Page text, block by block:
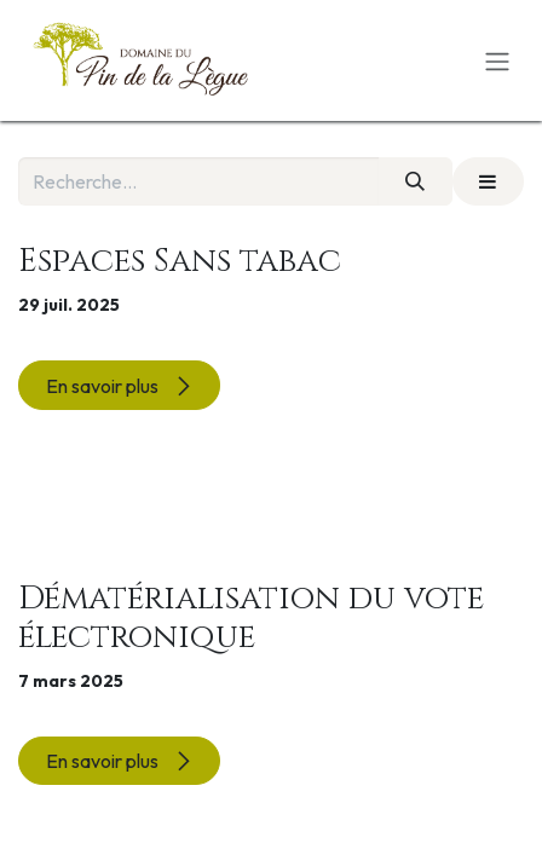
Espaces Sans tabac
29 juil. 2025
En savoir plus
Dématérialisation du vote
électronique
7 mars 2025
En savoir plus